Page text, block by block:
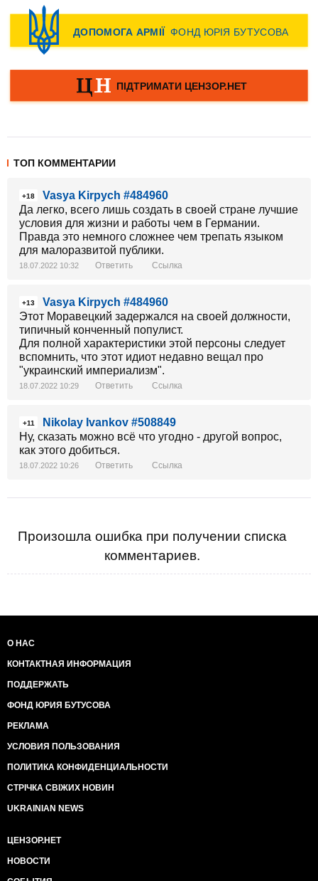
ТОП КОММЕНТАРИИ
+18
Vasya Kirpych #484960
Да легко, всего лишь создать в своей стране лучшие
условия для жизни и работы чем в Германии.
Правда это немного сложнее чем трепать языком
для малоразвитой публики.
18.07.2022 10:32 Ответить Ссылка
+13
Vasya Kirpych #484960
Этот Моравецкий задержался на своей должности,
типичный конченный популист.
Для полной характеристики этой персоны следует
вспомнить, что этот идиот недавно вещал про
"украинский империализм".
18.07.2022 10:29 Ответить Ссылка
+11
Nikolay Ivankov #508849
Ну, сказать можно всё что угодно - другой вопрос,
как этого добиться.
18.07.2022 10:26 Ответить Ссылка
Произошла ошибка при получении списка
комментариев.
О НАС
КОНТАКТНАЯ ИНФОРМАЦИЯ
ПОДДЕРЖАТЬ
ФОНД ЮРИЯ БУТУСОВА
РЕКЛАМА
УСЛОВИЯ ПОЛЬЗОВАНИЯ
ПОЛИТИКА КОНФИДЕНЦИАЛЬНОСТИ
СТРІЧКА СВІЖИХ НОВИН
UKRAINIAN NEWS
ЦЕНЗОР.НЕТ
НОВОСТИ